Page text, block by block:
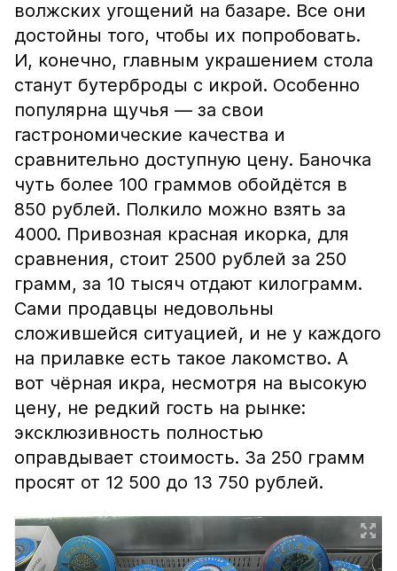
волжских угощений на базаре. Все они
достойны того, чтобы их попробовать.
И, конечно, главным украшением стола
станут бутерброды с икрой. Особенно
популярна щучья — за свои
гастрономические качества и
сравнительно доступную цену. Баночка
чуть более 100 граммов обойдётся в
850 рублей. Полкило можно взять за
4000. Привозная красная икорка, для
сравнения, стоит 2500 рублей за 250
грамм, за 10 тысяч отдают килограмм.
Сами продавцы недовольны
сложившейся ситуацией, и не у каждого
на прилавке есть такое лакомство. А
вот чёрная икра, несмотря на высокую
цену, не редкий гость на рынке:
эксклюзивность полностью
оправдывает стоимость. За 250 грамм
просят от 12 500 до 13 750 рублей.